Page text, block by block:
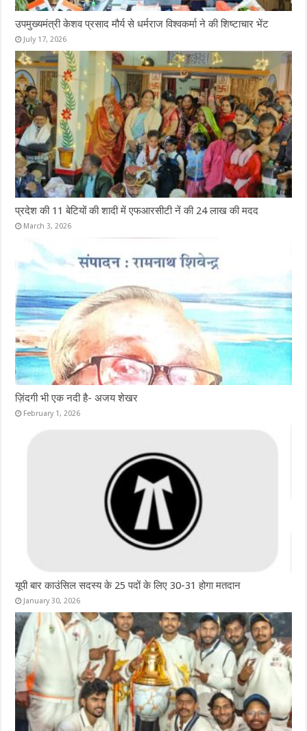
उपमुख्यमंत्री केशव प्रसाद मौर्य से धर्मराज विश्वकर्मा ने की शिष्टाचार भेंट
July 17, 2026
प्रदेश की 11 बेटियों की शादी में एफआरसीटी नें की 24 लाख की मदद
March 3, 2026
ज़िंदगी भी एक नदी है- अजय शेखर
February 1, 2026
यूपी बार काउंसिल सदस्य के 25 पदों के लिए 30-31 होगा मतदान
January 30, 2026